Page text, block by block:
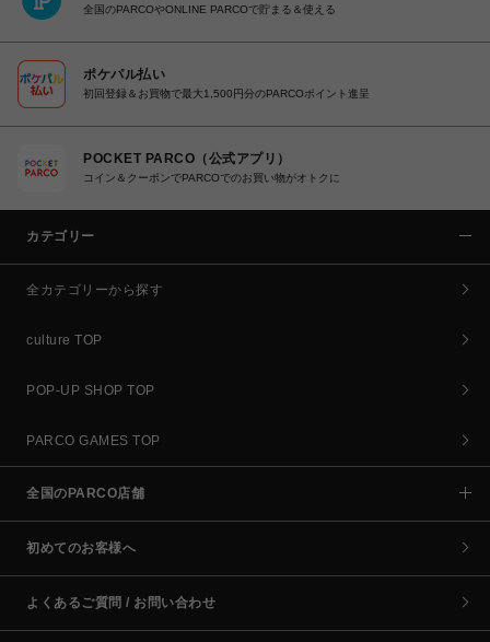
全国のPARCOやONLINE PARCOで貯まる＆使える
ポケパル払い
初回登録＆お買物で最大1,500円分のPARCOポイント進呈
POCKET PARCO（公式アプリ）
コイン＆クーポンでPARCOでのお買い物がオトクに
カテゴリー
全カテゴリーから探す
culture TOP
POP-UP SHOP TOP
PARCO GAMES TOP
全国のPARCO店舗
初めてのお客様へ
よくあるご質問 / お問い合わせ